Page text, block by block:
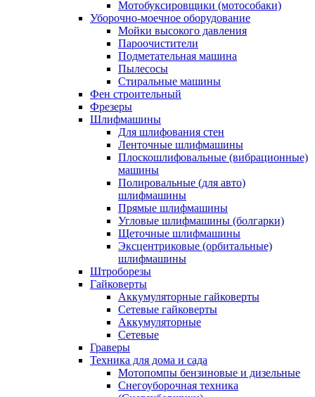
Мотобуксировщики (мотособаки)
Уборочно-моечное оборудование
Мойки высокого давления
Пароочистители
Подметательная машина
Пылесосы
Стиральные машины
Фен строительный
Фрезеры
Шлифмашины
Для шлифования стен
Ленточные шлифмашины
Плоскошлифовальные (вибрационные)
машины
Полировальные (для авто)
шлифмашины
Прямые шлифмашины
Угловые шлифмашины (болгарки)
Щеточные шлифмашины
Эксцентриковые (орбитальные)
шлифмашины
Штроборезы
Гайковерты
Аккумуляторные гайковерты
Сетевые гайковерты
Аккумуляторные
Сетевые
Граверы
Техника для дома и сада
Мотопомпы бензиновые и дизельные
Снегоуборочная техника